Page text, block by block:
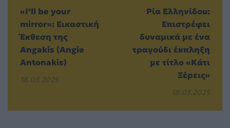
«I’ll be your
mirror»: Εικαστική
Έκθεση της
Angakis (Angie
Antonakis)
18.03.2025
Ρία Ελληνίδου:
Επιστρέφει
δυναμικά με ένα
τραγούδι έκπληξη
με τίτλο «Κάτι
Ξέρεις»
18.03.2025